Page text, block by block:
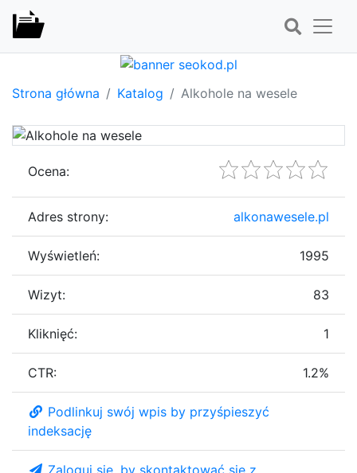
Strona główna Katalog Alkohole na wesele
Ocena:
Adres strony: alkonawesele.pl
Wyświetleń: 1995
Wizyt: 83
Kliknięć: 1
CTR: 1.2%
Podlinkuj swój wpis by przyśpieszyć
indeksację
Zaloguj się, by skontaktować się z